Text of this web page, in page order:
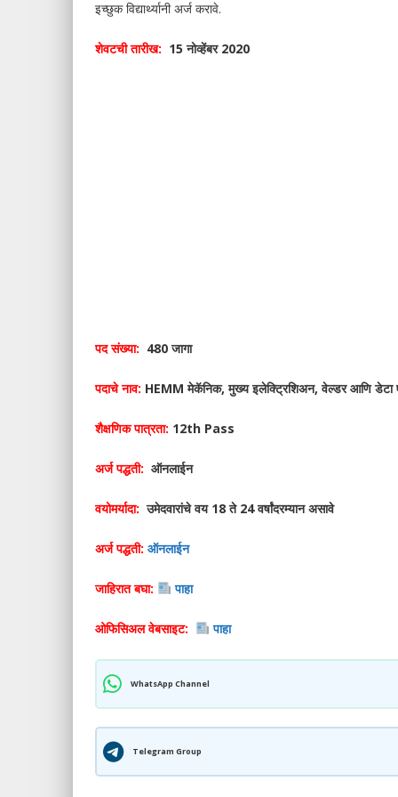
इच्छुक विद्यार्थ्यानी अर्ज करावे.
शेवटची तारीख: 15 नोव्हेंबर 2020
पद संख्या: 480 जागा
पदाचे नाव: HEMM मेकॅनिक, मुख्य इलेक्ट्रिशिअन, वेल्डर आणि डेटा
शैक्षणिक पात्रता: 12th Pass
अर्ज पद्धती: ऑनलाईन
वयोमर्यादा: उमेदवारांचे वय 18 ते 24 वर्षांदरम्यान असावे
अर्ज पद्धती: ऑनलाईन
जाहिरात बघा: पाहा
ओफिसिअल वेबसाइट: पाहा
WhatsApp Channel
Telegram Group